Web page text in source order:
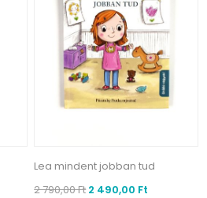
Lea mindent jobban tud
2 790,00 Ft2 490,00 Ft